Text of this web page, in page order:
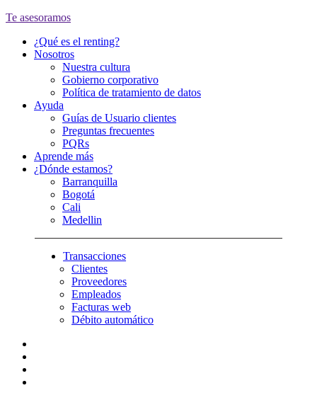
Te asesoramos
¿Qué es el renting?
Nosotros
Nuestra cultura
Gobierno corporativo
Política de tratamiento de datos
Ayuda
Guías de Usuario clientes
Preguntas frecuentes
PQRs
Aprende más
¿Dónde estamos?
Barranquilla
Bogotá
Cali
Medellin
Transacciones
Clientes
Proveedores
Empleados
Facturas web
Débito automático